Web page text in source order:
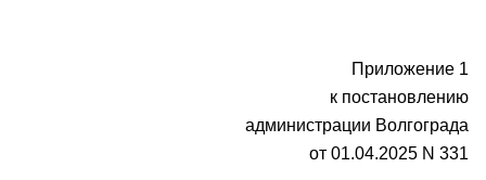
Приложение 1
к постановлению
администрации Волгограда
от 01.04.2025 N 331